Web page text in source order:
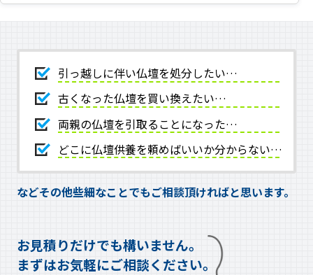
引っ越しに伴い仏壇を処分したい…
古くなった仏壇を買い換えたい…
両親の仏壇を引取ることになった…
どこに仏壇供養を頼めばいいか分からない…
などその他些細なことでもご相談頂ければと思います。
お見積りだけでも構いません。
まずはお気軽にご相談ください。